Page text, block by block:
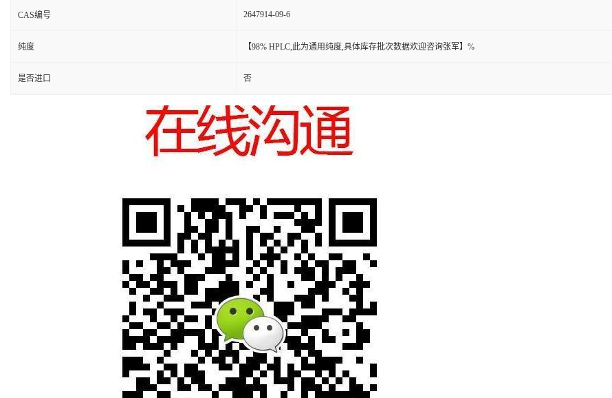
CAS编号 2647914-09-6
纯度 【98% HPLC,此为通用纯度,具体库存批次数据欢迎咨询张军】%
是否进口 否